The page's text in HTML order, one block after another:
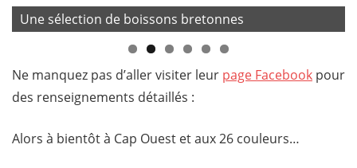
Une sélection de boissons bretonnes
Ne manquez pas d’aller visiter leur page Facebook pour
des renseignements détaillés :
Alors à bientôt à Cap Ouest et aux 26 couleurs…